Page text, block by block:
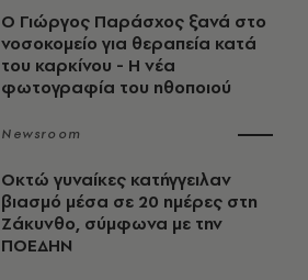
O Γιώργος Παράσχος ξανά στο
νοσοκομείο για θεραπεία κατά
του καρκίνου - Η νέα
φωτογραφία του ηθοποιού
Newsroom
Οκτώ γυναίκες κατήγγειλαν
βιασμό μέσα σε 20 ημέρες στη
Ζάκυνθο, σύμφωνα με την
ΠΟΕΔΗΝ